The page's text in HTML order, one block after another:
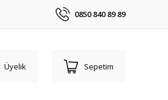
0850 840 89 89
Üyelik Sepetim